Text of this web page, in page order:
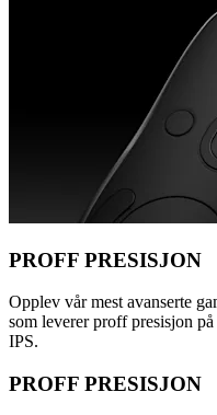
PROFF PRESISJON
Opplev vår mest avanserte
som leverer proff presisjon
IPS.
PROFF PRESISJON